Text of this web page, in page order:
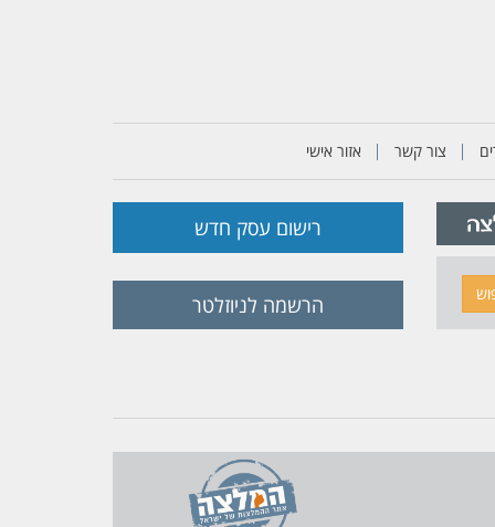
צור קשר אזור אישי
רישום עסק חדש
הרשמה לניוזלטר